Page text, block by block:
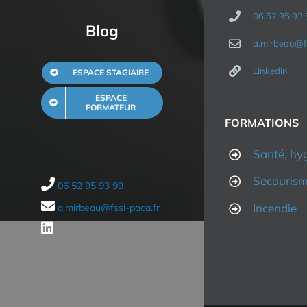
Blog
ESPACE STAGIAIRE
ESPACE
FORMATEUR
06 52 95 93 99
a.mirbeau@fssi-paca.fr
06 52 95 93
Linkedin
FORMATIONS
Santé,
Incendie